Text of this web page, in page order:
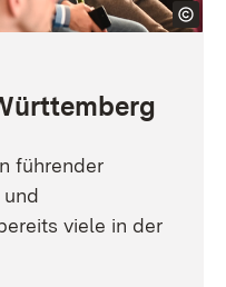
führender
viele in der